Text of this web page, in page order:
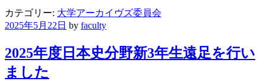
カテゴリー: 大学アーカイヴズ委員会
2025年5月22日 by faculty
2025年度日本史分野新3年生遠足を行い
ました